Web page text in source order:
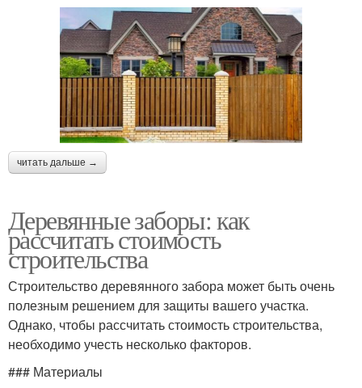
читать дальше →
Деревянные заборы: как
рассчитать стоимость
строительства
Строительство деревянного забора может быть очень
полезным решением для защиты вашего участка.
Однако, чтобы рассчитать стоимость строительства,
необходимо учесть несколько факторов.
### Материалы